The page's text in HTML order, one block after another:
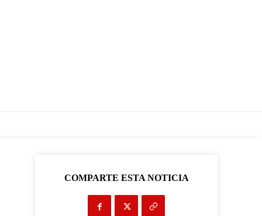
COMPARTE ESTA NOTICIA